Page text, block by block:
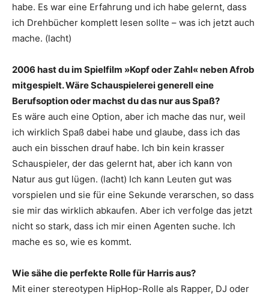
habe. Es war eine Erfahrung und ich habe gelernt, dass
ich Drehbücher komplett lesen sollte – was ich jetzt auch
mache. (lacht)
2006 hast du im Spielfilm »Kopf oder Zahl« neben Afrob
mitgespielt. Wäre Schauspielerei generell eine
Berufsoption oder machst du das nur aus Spaß?
Es wäre auch eine Option, aber ich mache das nur, weil
ich wirklich Spaß dabei habe und glaube, dass ich das
auch ein bisschen drauf habe. Ich bin kein krasser
Schauspieler, der das gelernt hat, aber ich kann von
Natur aus gut lügen. (lacht) Ich kann Leuten gut was
vorspielen und sie für eine Sekunde verarschen, so dass
sie mir das wirklich abkaufen. Aber ich verfolge das jetzt
nicht so stark, dass ich mir einen Agenten ­suche. Ich
mache es so, wie es kommt.
Wie sähe die perfekte Rolle für Harris aus?
Mit einer stereotypen HipHop-Rolle als Rapper, DJ oder